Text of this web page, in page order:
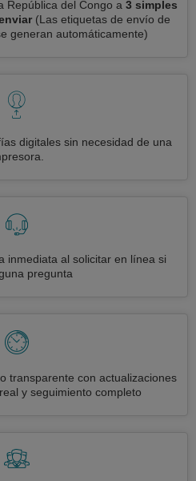
República del Congo a 3 simples
(Las etiquetas de envío de
generan automáticamente)
digitales sin necesidad de una
inmediata al solicitar en línea si
pregunta
transparente con actualizaciones
y seguimiento completo